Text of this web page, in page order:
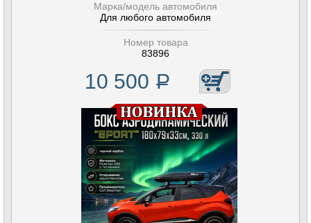
Марка/модель автомобиля
Для любого автомобиля
Номер товара
83896
10 500 Р